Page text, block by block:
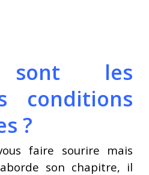
sont les
conditions
?
faire sourire mais
son chapitre, il